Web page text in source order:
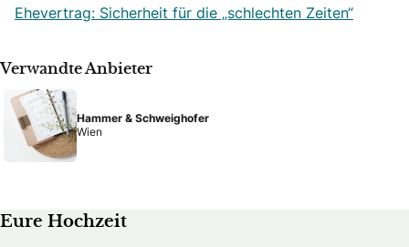
Ehevertrag: Sicherheit für die „schlechten Zeiten“
Verwandte Anbieter
Hammer & Schweighofer
Wien
Eure Hochzeit